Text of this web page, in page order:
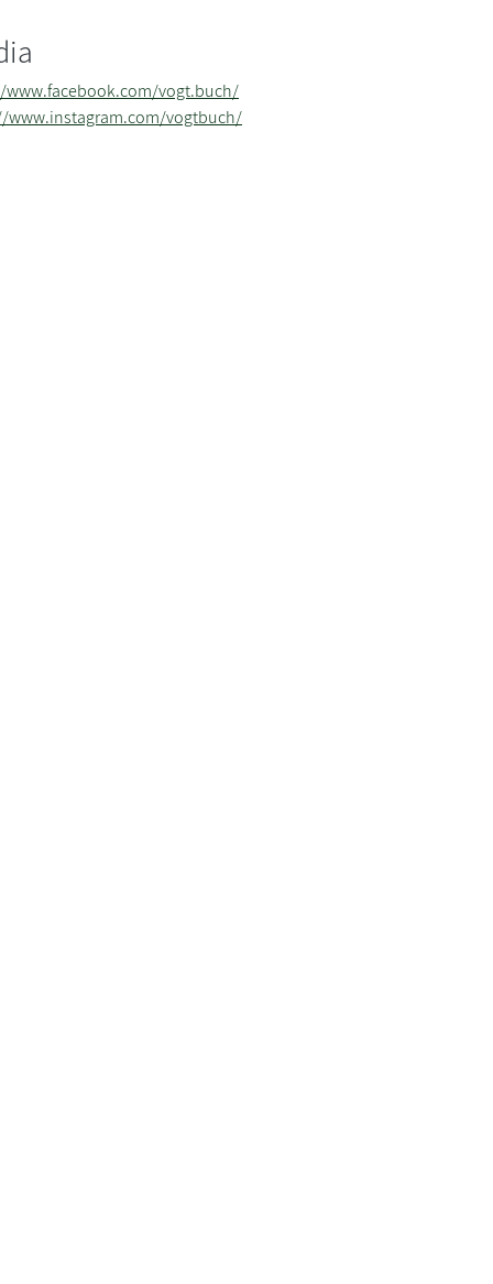
vogt.buch/
www.instagram.com/vogtbuch/